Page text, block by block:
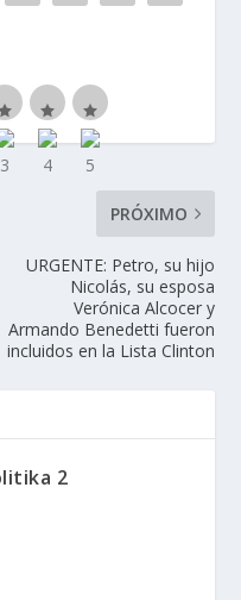
PRÓXIMO
URGENTE: Petro, su hijo
Nicolás, su esposa
Verónica Alcocer y
Armando Benedetti fueron
incluidos en la Lista Clinton
2